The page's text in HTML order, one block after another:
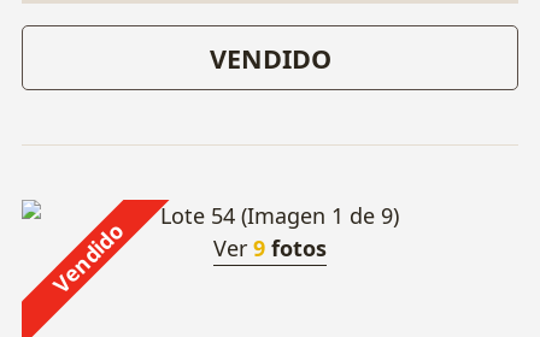
VENDIDO
Vendido Ver 9 fotos